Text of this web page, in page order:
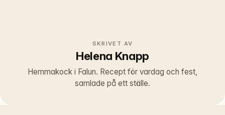
SKRIVET AV
Helena Knapp
Hemmakock i Falun. Recept för vardag och fest,
samlade på ett ställe.